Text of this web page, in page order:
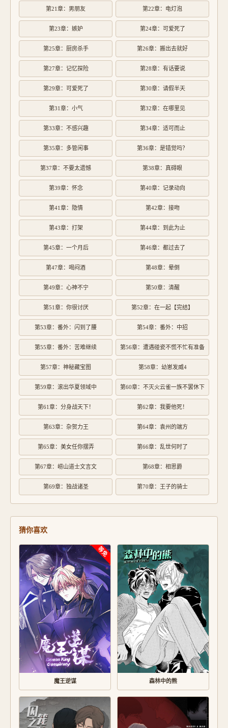
第21章：男朋友 第22章：电灯泡
第23章：嫉妒 第24章：可爱死了
第25章：厨房杀手 第26章：搬出去就好
第27章：记忆探险 第28章：有话要说
第29章：可爱死了 第30章：请假半天
第31章：小气 第32章：在哪里见
第33章：不感兴趣 第34章：适可而止
第35章：多管闲事 第36章：是错觉吗？
第37章：不要太遗憾 第38章：真碍眼
第39章：怀念 第40章：记录动向
第41章：隐情 第42章：接吻
第43章：打架 第44章：到此为止
第45章：一个月后 第46章：都过去了
第47章：喝闷酒 第48章：晕倒
第49章：心神不宁 第50章：清醒
第51章：你很讨厌 第52章：在一起【完结】
第53章：番外：闪到了腰 第54章：番外：中招
第55章：番外：苦难继续 第56章：遭遇碰瓷不慌不忙有准备
第57章：神秘藏宝图 第58章：幼崽发威4
第59章：滚出华夏领域中 第60章：不灭火云雀一族不罢休下
第61章：分身战天下！ 第62章：我要他死！
第63章：杂贺力王 第64章：袁州的端方
第65章：美女任你摆弄 第66章：乱世何时了
第67章：崂山道士文言文 第68章：相思爵
第69章：独战诸圣 第70章：王子的骑士
猜你喜欢
魔王逆谋 森林中的熊